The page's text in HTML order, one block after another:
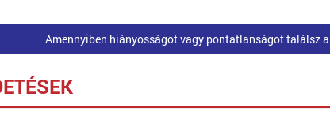
Amennyiben hiányosságot vagy pontatlanságot találsz